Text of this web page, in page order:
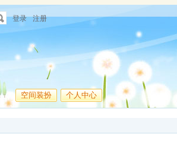
登录 注册
空间装扮 个人中心